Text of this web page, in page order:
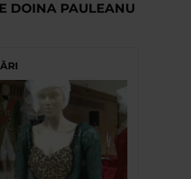
DOINA PAULEANU